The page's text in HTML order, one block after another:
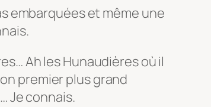
embarquées et même une
Ah les Hunaudières où il
premier plus grand
Je connais.